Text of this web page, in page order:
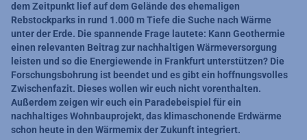
dem Zeitpunkt lief auf dem Gelände des ehemaligen
Rebstockparks in rund 1.000 m Tiefe die Suche nach Wärme
unter der Erde. Die spannende Frage lautete: Kann Geothermie
einen relevanten Beitrag zur nachhaltigen Wärmeversorgung
leisten und so die Energiewende in Frankfurt unterstützen? Die
Forschungsbohrung ist beendet und es gibt ein hoffnungsvolles
Zwischenfazit. Dieses wollen wir euch nicht vorenthalten.
Außerdem zeigen wir euch ein Paradebeispiel für ein
nachhaltiges Wohnbauprojekt, das klimaschonende Erdwärme
schon heute in den Wärmemix der Zukunft integriert.